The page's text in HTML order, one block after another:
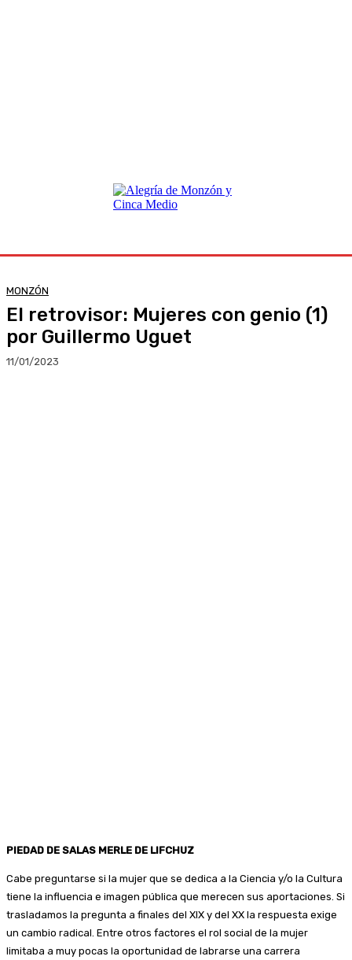
MONZÓN
El retrovisor: Mujeres con genio (1)
por Guillermo Uguet
11/01/2023
PIEDAD DE SALAS MERLE DE LIFCHUZ
Cabe preguntarse si la mujer que se dedica a la Ciencia y/o la Cultura
tiene la influencia e imagen pública que merecen sus aportaciones. Si
trasladamos la pregunta a finales del XIX y del XX la respuesta exige
un cambio radical. Entre otros factores el rol social de la mujer
limitaba a muy pocas la oportunidad de labrarse una carrera